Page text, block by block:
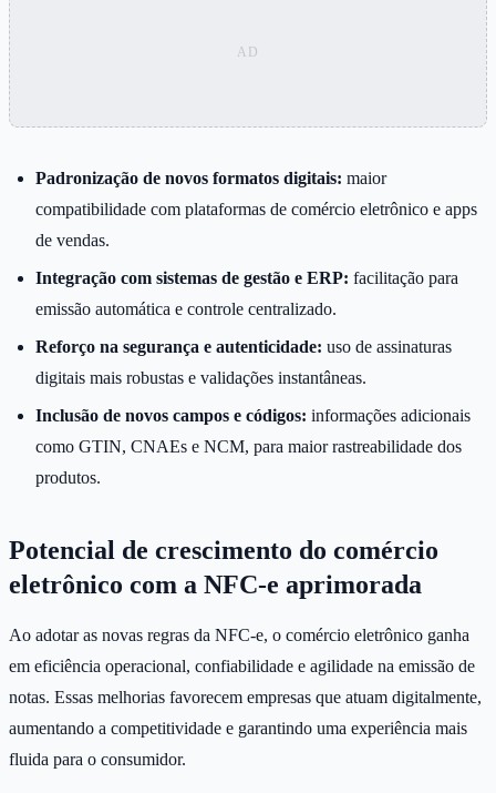
Padronização de novos formatos digitais: maior
compatibilidade com plataformas de comércio eletrônico e apps
de vendas.
Integração com sistemas de gestão e ERP: facilitação para
emissão automática e controle centralizado.
Reforço na segurança e autenticidade: uso de assinaturas
digitais mais robustas e validações instantâneas.
Inclusão de novos campos e códigos: informações adicionais
como GTIN, CNAEs e NCM, para maior rastreabilidade dos
produtos.
Potencial de crescimento do comércio
eletrônico com a NFC-e aprimorada
Ao adotar as novas regras da NFC-e, o comércio eletrônico ganha
em eficiência operacional, confiabilidade e agilidade na emissão de
notas. Essas melhorias favorecem empresas que atuam digitalmente,
aumentando a competitividade e garantindo uma experiência mais
fluida para o consumidor.